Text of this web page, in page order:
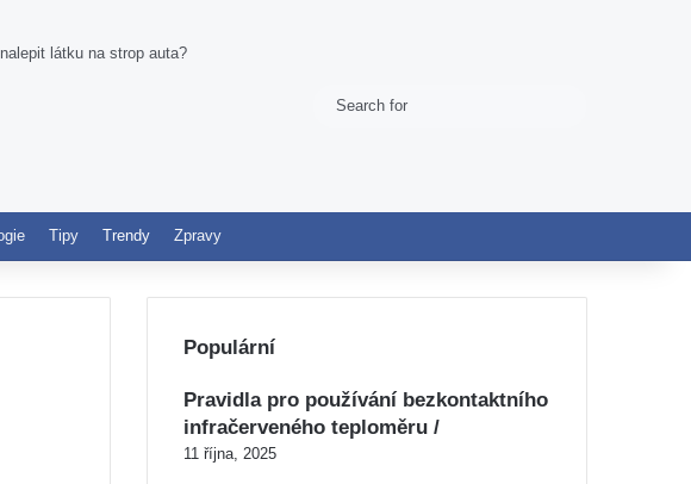
látku na strop auta?
Switch skin
Tipy Trendy Zpravy
Populární
Pravidla pro používání bezkontaktního
infračerveného teploměru /
11 října, 2025